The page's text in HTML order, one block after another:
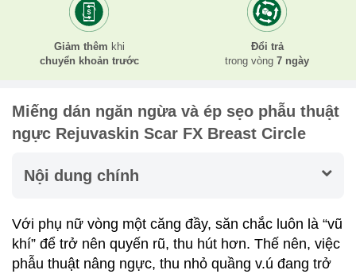
Giảm thêm khi
chuyển khoản trước
Đổi trả
trong vòng 7 ngày
Miếng dán ngăn ngừa và ép sẹo phẫu thuật
ngực Rejuvaskin Scar FX Breast Circle
Nội dung chính
Với phụ nữ vòng một căng đầy, săn chắc luôn là “vũ
khí” để trở nên quyến rũ, thu hút hơn. Thế nên, việc
phẫu thuật nâng ngực, thu nhỏ quầng v.ú đang trở